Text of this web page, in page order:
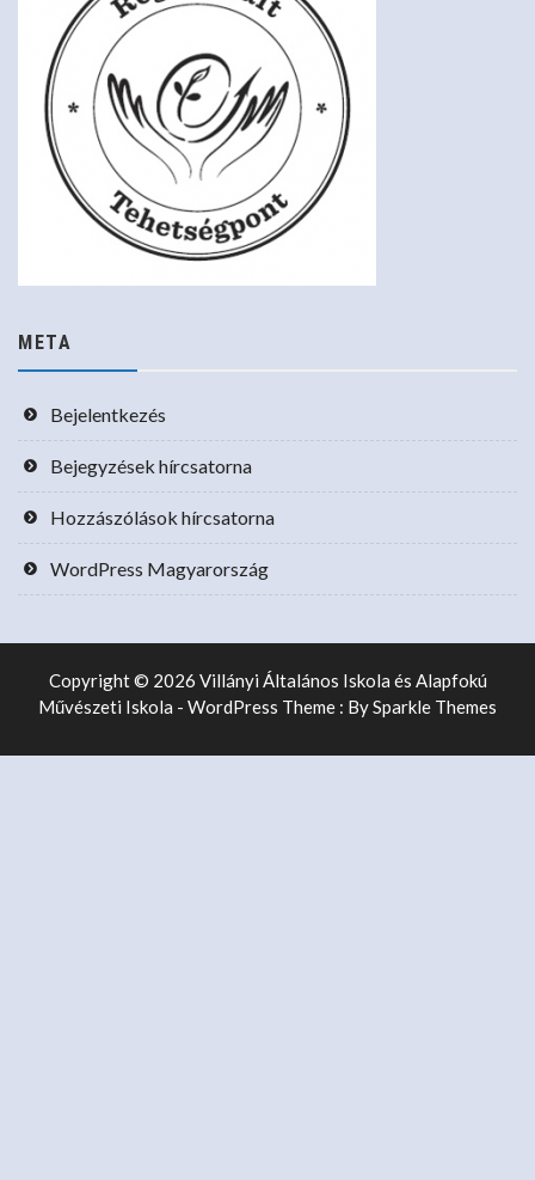
META
Bejelentkezés
Bejegyzések hírcsatorna
Hozzászólások hírcsatorna
WordPress Magyarország
Copyright © 2026 Villányi Általános Iskola és Alapfokú
Művészeti Iskola - WordPress Theme : BySparkle Themes